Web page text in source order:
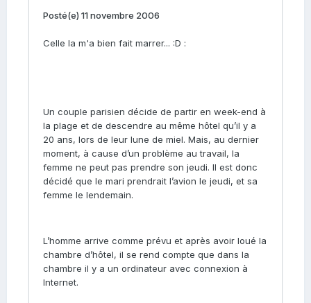
Posté(e) 11 novembre 2006
Celle la m'a bien fait marrer... :D :
Un couple parisien décide de partir en week-end à
la plage et de descendre au même hôtel qu’il y a
20 ans, lors de leur lune de miel. Mais, au dernier
moment, à cause d’un problème au travail, la
femme ne peut pas prendre son jeudi. Il est donc
décidé que le mari prendrait l’avion le jeudi, et sa
femme le lendemain.
L’homme arrive comme prévu et après avoir loué la
chambre d’hôtel, il se rend compte que dans la
chambre il y a un ordinateur avec connexion à
Internet.